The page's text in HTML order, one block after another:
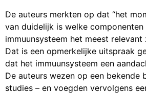
De auteurs merkten op dat “het
van duidelijk is welke componenten
immuunsysteem het meest relevant
Dat is een opmerkelijke uitspraak
dat het immuunsysteem een
De auteurs wezen op een bekende
studies – en voegden vervolgens